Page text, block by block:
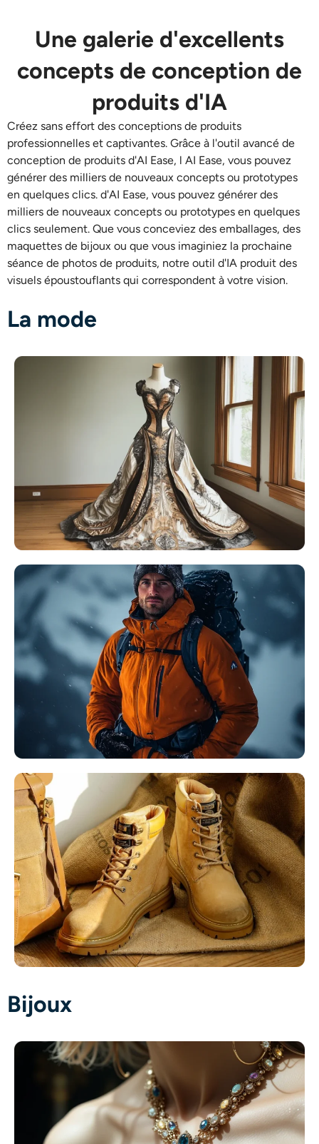
Générateur d’images stylisées par IA
Changeur de coiffure
Changeur de vêtements
Bébé IA
Filtre AI
Générateur de tirs à la tête Pro
Générateur de tirs à la tête IA
Créateur de photos d’identité
Amplificateur vidéo
Suppression de filigrane vidéo
Une galerie d'excellents
concepts de conception de
produits d'IA
Créez sans effort des conceptions de produits
professionnelles et captivantes. Grâce à l'outil avancé de
conception de produits d'AI Ease, l AI Ease, vous pouvez
générer des milliers de nouveaux concepts ou prototypes
en quelques clics. d'AI Ease, vous pouvez générer des
milliers de nouveaux concepts ou prototypes en quelques
clics seulement. Que vous conceviez des emballages, des
maquettes de bijoux ou que vous imaginiez la prochaine
séance de photos de produits, notre outil d'IA produit des
visuels époustouflants qui correspondent à votre vision.
La mode
Bijoux